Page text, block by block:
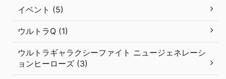
イベント (5)
ウルトラQ (1)
ウルトラギャラクシーファイト ニュージェネレーシ
ョンヒーローズ (3)